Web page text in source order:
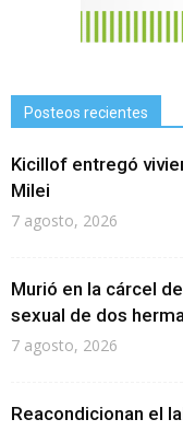
Posteos recientes
Kicillof entregó
Milei
7 agosto, 2026
Murió en la cárcel
sexual de dos
7 agosto, 2026
Reacondicionan el